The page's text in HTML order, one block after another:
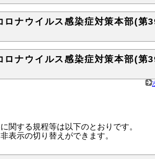
ナウイルス感染症対策本部(第
ナウイルス感染症対策本部(第
関する規程等は以下のとおりです。
表示の切り替えができます。